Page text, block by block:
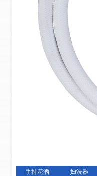
手持花洒 妇洗器